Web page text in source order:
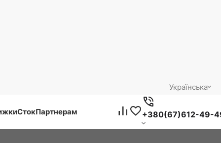
Українська
СтокПартнерам +380(67)612-49-